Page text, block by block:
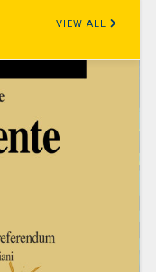
VIEW ALL